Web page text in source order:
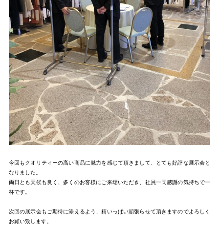
今回もクオリティーの高い商品に魅力を感じて頂きまして、とても好評な展示会と
なりました。
両日とも天候も良く、多くのお客様にご来場いただき、社員一同感謝の気持ちで一
杯です。
次回の展示会もご期待に添えるよう、精いっぱい頑張らせて頂きますのでよろしく
お願い致します。